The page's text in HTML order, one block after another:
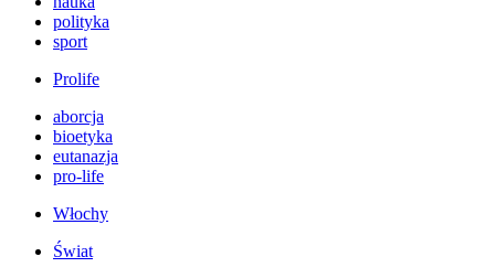
polityka
sport
Prolife
aborcja
bioetyka
eutanazja
pro-life
Włochy
Świat